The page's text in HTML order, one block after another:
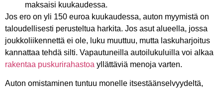
maksaisi kuukaudessa.
Jos ero on yli 150 euroa kuukaudessa, auton myymistä on
taloudellisesti perusteltua harkita. Jos asut alueella, jossa
joukkoliikennettä ei ole, luku muuttuu, mutta laskuharjoitus
kannattaa tehdä silti. Vapautuneilla autoilukuluilla voi alkaa
rakentaa puskurirahastoa yllättäviä menoja varten.
Auton omistaminen tuntuu monelle itsestäänselvyydeltä,